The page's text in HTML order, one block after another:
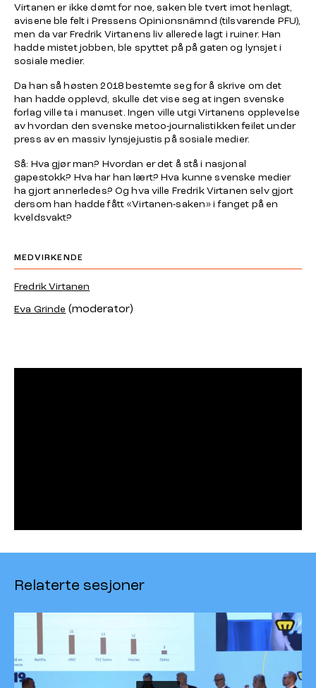
Virtanen er ikke dømt for noe, saken ble tvert imot henlagt,
avisene ble felt i Pressens Opinionsnämnd (tilsvarende PFU),
men da var Fredrik Virtanens liv allerede lagt i ruiner. Han
hadde mistet jobben, ble spyttet på på gaten og lynsjet i
sosiale medier.
Da han så høsten 2018 bestemte seg for å skrive om det
han hadde opplevd, skulle det vise seg at ingen svenske
forlag ville ta i manuset. Ingen ville utgi Virtanens opplevelse
av hvordan den svenske metoo-journalistikken feilet under
press av en massiv lynsjejustis på sosiale medier.
Så: Hva gjør man? Hvordan er det å stå i nasjonal
gapestokk? Hva har han lært? Hva kunne svenske medier
ha gjort annerledes? Og hva ville Fredrik Virtanen selv gjort
dersom han hadde fått «Virtanen-saken» i fanget på en
kveldsvakt?
MEDVIRKENDE
Fredrik Virtanen
Eva Grinde (moderator)
Relaterte sesjoner